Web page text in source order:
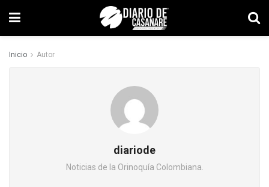
Inicio Autor
diariode
Noticias de la Orinoquía Colombiana.